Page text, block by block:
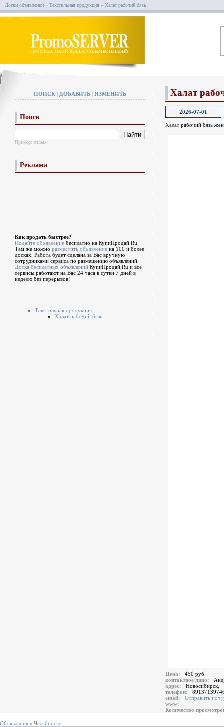
Доски объявлений » Текстильная продукция » Халат рабочий бязь
ПОИСК| ДОБАВИТЬ| ИЗМЕНИТЬ
Поиск
Пример: отдых
Реклама
Как продать быстрее?
Подайте объявление бесплатно на КупиПродай.Ru.
Там же можно разместить объявление на 100 и более
досках. Работа будет сделана за Вас вручную
сотрудниками сервиса по размещению объявлений.
Доска бесплатных объявлений КупиПродай.Ru и все
сервисы работают на Вас 24 часа в сутки 7 дней в
неделю без перерывов!
Текстильная продукция
Халат рабочий бязь
Халат
2026-07-01
Халат рабочий бязь
Цена:
450 руб.
контактное лицо:
адрес:
Новосибирск,
телефон:
email:
Отправить
www:
Количество
Объявления в Челябинске